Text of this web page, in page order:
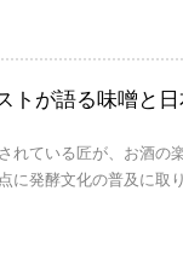
トが語る味噌と
れている匠が、お酒の
に発酵文化の普及に取